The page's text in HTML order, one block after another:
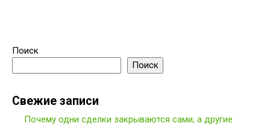
Поиск
Поиск
Свежие записи
Почему одни сделки закрываются сами, а другие